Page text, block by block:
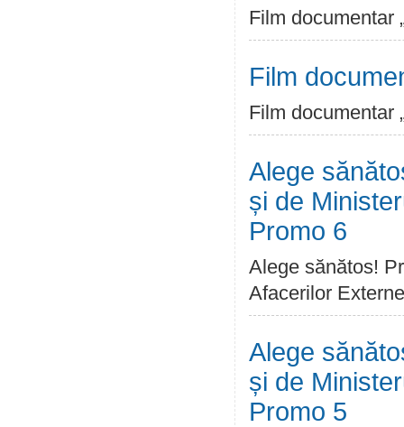
Film documentar
Film
Film documentar
Alege
și de
Promo 6
Alege sănătos!
Afacerilor
Alege
și de
Promo 5